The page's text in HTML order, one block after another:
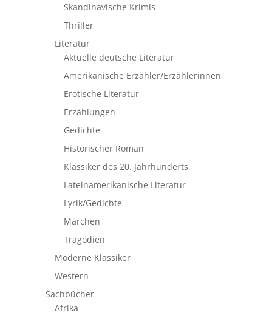
Skandinavische Krimis
Thriller
Literatur
Aktuelle deutsche Literatur
Amerikanische Erzähler/Erzählerinnen
Erotische Literatur
Erzählungen
Gedichte
Historischer Roman
Klassiker des 20. Jahrhunderts
Lateinamerikanische Literatur
Lyrik/Gedichte
Märchen
Tragödien
Moderne Klassiker
Western
Sachbücher
Afrika